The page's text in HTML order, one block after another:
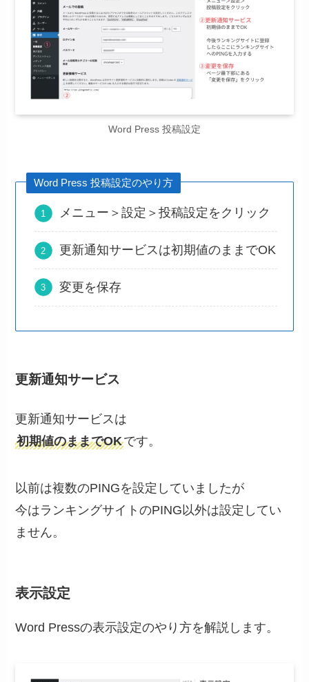
Word Press 投稿設定
Word Press 投稿設定のやり方
メニュー＞設定＞投稿設定をクリック
更新通知サービスは初期値のままでOK
変更を保存
更新通知サービス
更新通知サービスは
初期値のままでOKです。
以前は複数のPINGを設定していましたが
今はランキングサイトのPING以外は設定してい
ません。
表示設定
Word Pressの表示設定のやり方を解説します。